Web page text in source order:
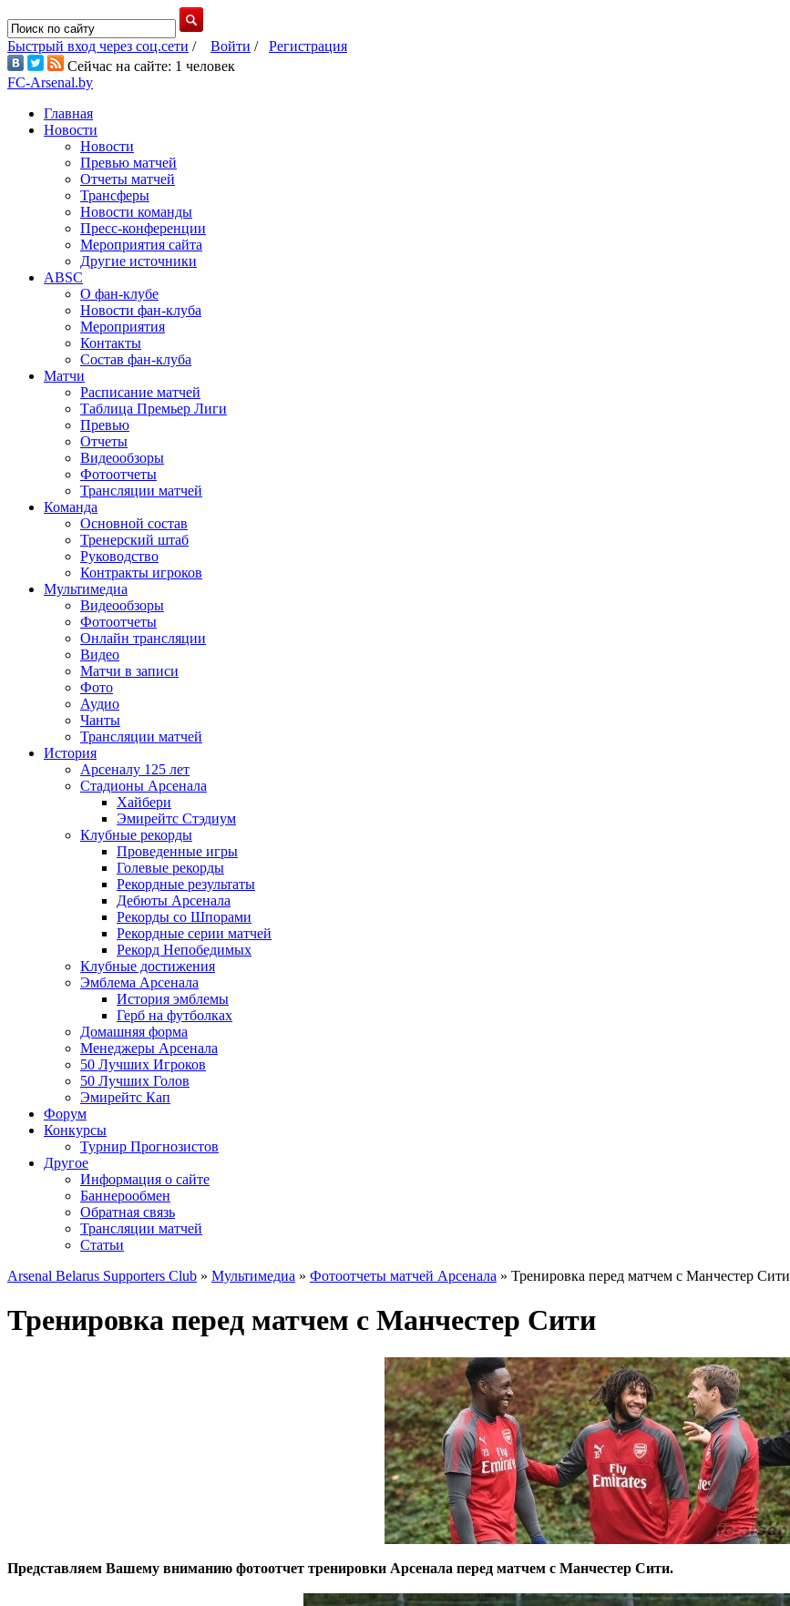
Быстрый вход через соц.сети / Войти / Регистрация
Сейчас на сайте: 1 человек
FC-Arsenal.by
Главная
Новости
Новости
Превью матчей
Отчеты матчей
Трансферы
Новости команды
Пресс-конференции
Мероприятия сайта
Другие источники
ABSC
О фан-клубе
Новости фан-клуба
Мероприятия
Контакты
Состав фан-клуба
Матчи
Расписание матчей
Таблица Премьер Лиги
Превью
Отчеты
Видеообзоры
Фотоотчеты
Трансляции матчей
Команда
Основной состав
Тренерский штаб
Руководство
Контракты игроков
Мультимедиа
Видеообзоры
Фотоотчеты
Онлайн трансляции
Видео
Матчи в записи
Фото
Аудио
Чанты
Трансляции матчей
История
Арсеналу 125 лет
Стадионы Арсенала
Хайбери
Эмирейтс Стэдиум
Клубные рекорды
Проведенные игры
Голевые рекорды
Рекордные результаты
Дебюты Арсенала
Рекорды со Шпорами
Рекордные серии матчей
Рекорд Непобедимых
Клубные достижения
Эмблема Арсенала
История эмблемы
Герб на футболках
Домашняя форма
Менеджеры Арсенала
50 Лучших Игроков
50 Лучших Голов
Эмирейтс Кап
Форум
Конкурсы
Турнир Прогнозистов
Другое
Информация о сайте
Баннерообмен
Обратная связь
Трансляции матчей
Статьи
Arsenal Belarus Supporters Club » Мультимедиа » Фотоотчеты матчей Арсенала » Тренировка перед матчем с Манчестер Сити
Тренировка перед матчем с Манчестер Сити
Представляем Вашему вниманию фотоотчет тренировки Арсенала перед матчем с Манчестер Сити.